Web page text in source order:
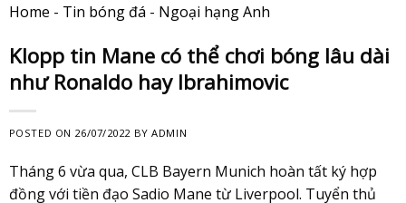
Home - Tin bóng đá - Ngoại hạng Anh
Klopp tin Mane có thể chơi bóng lâu dài
như Ronaldo hay Ibrahimovic
POSTED ON 26/07/2022 BYADMIN
Tháng 6 vừa qua, CLB Bayern Munich hoàn tất ký hợp
đồng với tiền đạo Sadio Mane từ Liverpool. Tuyển thủ